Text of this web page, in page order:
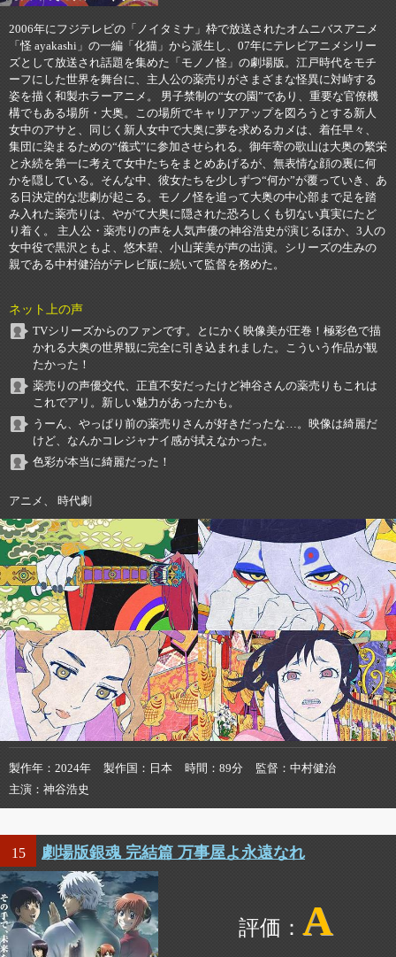
2006年にフジテレビの「ノイタミナ」枠で放送されたオムニバスアニメ
「怪 ayakashi」の一編「化猫」から派生し、07年にテレビアニメシリー
ズとして放送され話題を集めた「モノノ怪」の劇場版。江戸時代をモチ
ーフにした世界を舞台に、主人公の薬売りがさまざまな怪異に対峙する
姿を描く和製ホラーアニメ。 男子禁制の“女の園”であり、重要な官僚機
構でもある場所・大奥。この場所でキャリアアップを図ろうとする新人
女中のアサと、同じく新人女中で大奥に夢を求めるカメは、着任早々、
集団に染まるための“儀式”に参加させられる。御年寄の歌山は大奥の繁栄
と永続を第一に考えて女中たちをまとめあげるが、無表情な顔の裏に何
かを隠している。そんな中、彼女たちを少しずつ“何か”が覆っていき、あ
る日決定的な悲劇が起こる。モノノ怪を追って大奥の中心部まで足を踏
み入れた薬売りは、やがて大奥に隠された恐ろしくも切ない真実にたど
り着く。 主人公・薬売りの声を人気声優の神谷浩史が演じるほか、3人の
女中役で黒沢ともよ、悠木碧、小山茉美が声の出演。シリーズの生みの
親である中村健治がテレビ版に続いて監督を務めた。
ネット上の声
TVシリーズからのファンです。とにかく映像美が圧巻！極彩色で描
かれる大奥の世界観に完全に引き込まれました。こういう作品が観
たかった！
薬売りの声優交代、正直不安だったけど神谷さんの薬売りもこれは
これでアリ。新しい魅力があったかも。
うーん、やっぱり前の薬売りさんが好きだったな…。映像は綺麗だ
けど、なんかコレジャナイ感が拭えなかった。
色彩が本当に綺麗だった！
アニメ、 時代劇
製作年 2024年 製作国 日本 時間 89分 監督
中村健治
主演
神谷浩史
15 劇場版銀魂 完結篇 万事屋よ永遠なれ
A